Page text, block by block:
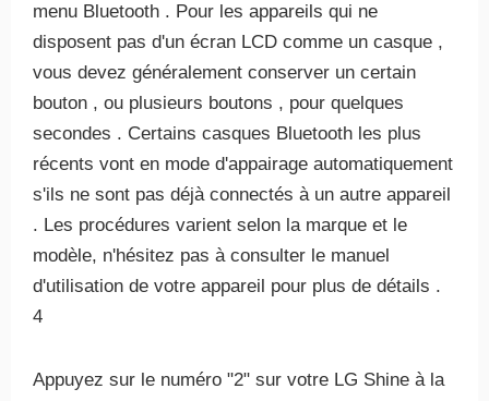
menu Bluetooth . Pour les appareils qui ne
disposent pas d'un écran LCD comme un casque ,
vous devez généralement conserver un certain
bouton , ou plusieurs boutons , pour quelques
secondes . Certains casques Bluetooth les plus
récents vont en mode d'appairage automatiquement
s'ils ne sont pas déjà connectés à un autre appareil
. Les procédures varient selon la marque et le
modèle, n'hésitez pas à consulter le manuel
d'utilisation de votre appareil pour plus de détails .
4
Appuyez sur le numéro "2" sur votre LG Shine à la